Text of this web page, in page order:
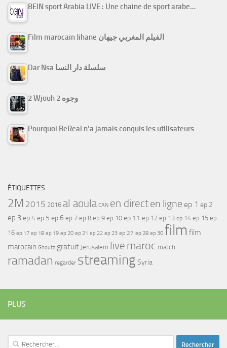
BEIN sport Arabia LIVE : Une chaine de sport arabe…
Film marocain Jihane الفيلم المغربي جيهان
Dar Nsa سلسلة دار النسا
2 Wjouh 2 وجوه
Pourquoi BeReal n’a jamais conquis les utilisateurs
ÉTIQUETTES
2M 2015 2016 al aoula CAN en directen ligne ep 1 ep 2
ep 3ep 4ep 5 ep 6 ep 7 ep 8 ep 9 ep 10 ep 11 ep 12 ep 13 ep 14 ep 15 ep
16 ep 17 ep 18 ep 19 ep 20 ep 21 ep 22 ep 23 ep 27 ep 28 ep 30 film film
marocain Ghouta gratuit Jerusalem live maroc match
ramadan regarder streamingSyria
PLUS
Rechercher :